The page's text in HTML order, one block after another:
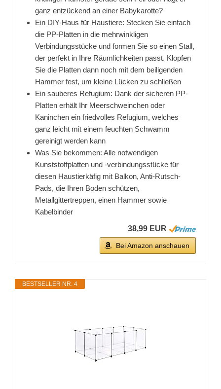
ganz entzückend an einer Babykarotte?
Ein DIY-Haus für Haustiere: Stecken Sie einfach
die PP-Platten in die mehrwinkligen
Verbindungsstücke und formen Sie so einen Stall,
der perfekt in Ihre Räumlichkeiten passt. Klopfen
Sie die Platten dann noch mit dem beiligenden
Hammer fest, um kleine Lücken zu schließen
Ein sauberes Refugium: Dank der sicheren PP-
Platten erhält Ihr Meerschweinchen oder
Kaninchen ein friedvolles Refugium, welches
ganz leicht mit einem feuchten Schwamm
gereinigt werden kann
Was Sie bekommen: Alle notwendigen
Kunststoffplatten und -verbindungsstücke für
diesen Haustierkäfig mit Balkon, Anti-Rutsch-
Pads, die Ihren Boden schützen,
Metallgittertreppen, einen Hammer sowie
Kabelbinder
38,99 EUR
Bei Amazon anschauen
BESTSELLER NR. 4